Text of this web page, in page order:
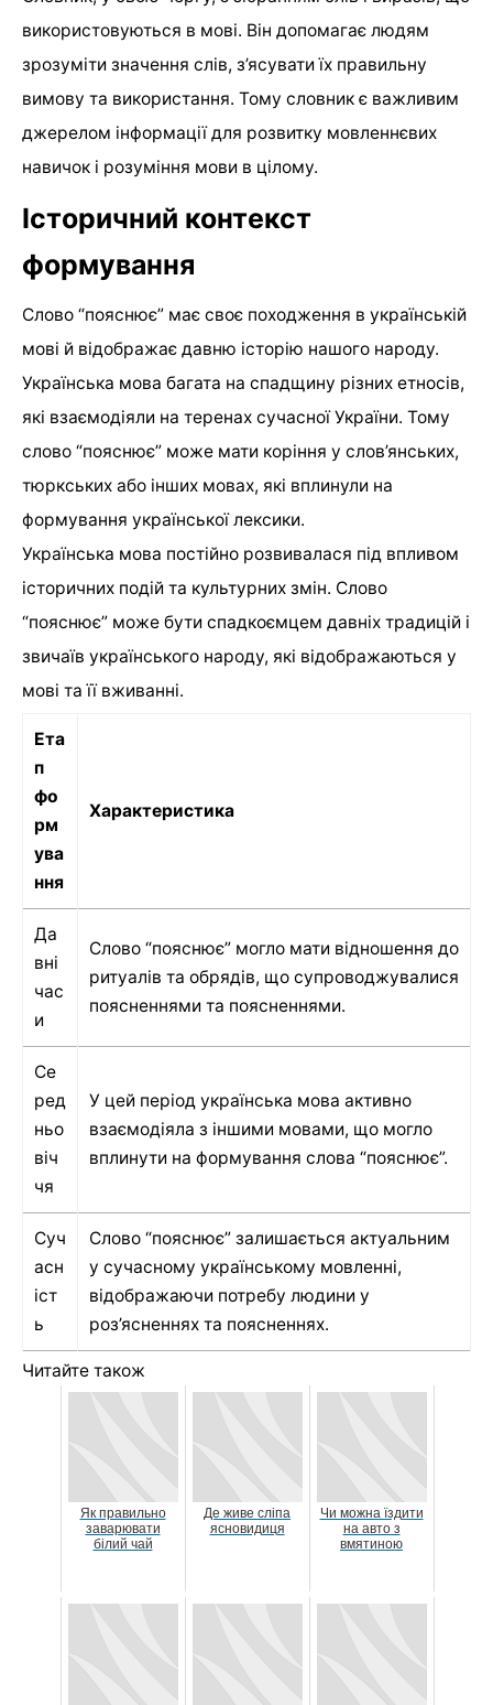
використовуються в мові. Він допомагає людям
зрозуміти значення слів, з’ясувати їх правильну
вимову та використання. Тому словник є важливим
джерелом інформації для розвитку мовленнєвих
навичок і розуміння мови в цілому.
Історичний контекст
формування
Слово “пояснює” має своє походження в українській
мові й відображає давню історію нашого народу.
Українська мова багата на спадщину різних етносів,
які взаємодіяли на теренах сучасної України. Тому
слово “пояснює” може мати коріння у слов’янських,
тюркських або інших мовах, які вплинули на
формування української лексики.
Українська мова постійно розвивалася під впливом
історичних подій та культурних змін. Слово
“пояснює” може бути спадкоємцем давніх традицій і
звичаїв українського народу, які відображаються у
мові та її вживанні.
Ета
п
фо
рм
ува
ння
Характеристика
Да
вні
час
и
Слово “пояснює” могло мати відношення до
ритуалів та обрядів, що супроводжувалися
поясненнями та поясненнями.
Се
ред
ньо
віч
чя
У цей період українська мова активно
взаємодіяла з іншими мовами, що могло
вплинути на формування слова “пояснює”.
Суч
асн
іст
ь
Слово “пояснює” залишається актуальним
у сучасному українському мовленні,
відображаючи потребу людини у
роз’ясненнях та поясненнях.
Читайте також
Як правильно
заварювати
білий чай
Де живе сліпа
ясновидиця
Чи можна їздити
на авто з
вмятиною